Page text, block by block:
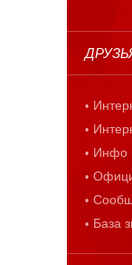
Инфо
База